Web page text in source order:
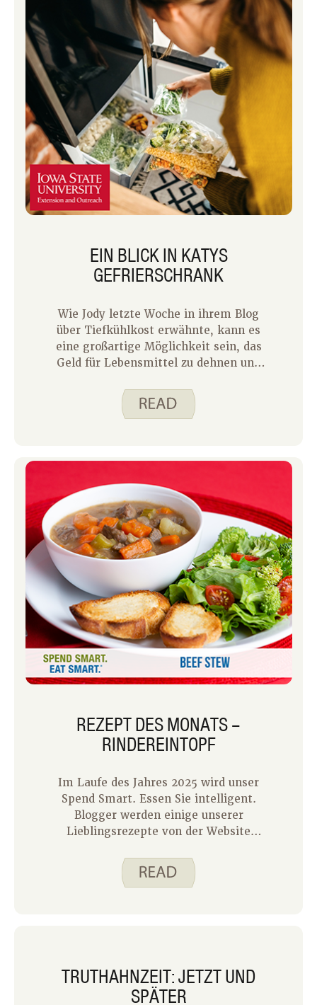
und weiß, was ich mag. Das Kochen für
ein oder zwei erfordert jedoch
sorgfältige Planung, um
Verschwendung zu minimieren und das
Beste aus dem Aufwand herauszuholen.
EIN BLICK IN KATYS
GEFRIERSCHRANK
Wie Jody letzte Woche in ihrem Blog
über Tiefkühlkost erwähnte, kann es
eine großartige Möglichkeit sein, das
Geld für Lebensmittel zu dehnen und
Gefrierschrank zu haben, ermöglicht
mir eine Vielzahl von Möglichkeiten,
meinen Ernährungsplan nach Bedarf
Lebensmittelverschwendung machen
zu müssen.
REZEPT DES MONATS –
RINDEREINTOPF
Im Laufe des Jahres 2025 wird unser
Spend Smart. Essen Sie intelligent.
Blogger werden einige unserer
Lieblingsrezepte von der Website
Blog, der am ersten Montag eines
jeden Monats veröffentlicht wird. Es
für Rindereintopf ausgewählt. Er ist
reichhaltig und schmackhaft und ideal
TRUTHAHNZEIT: JETZT UND
SPÄTER